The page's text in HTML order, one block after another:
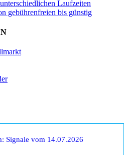
Laufzeiten
gebührenfreien bis günstig
Signale vom 14.07.2026